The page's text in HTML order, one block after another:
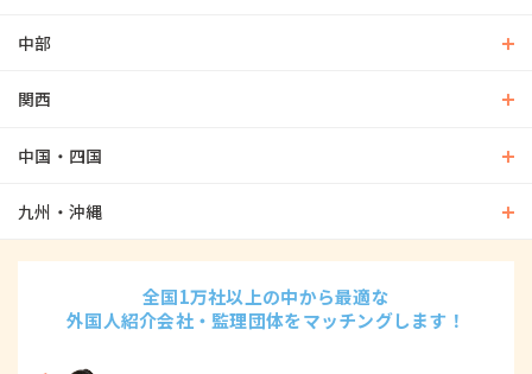
中部
関西
中国・四国
九州・沖縄
全国1万社以上の中から最適な
外国人紹介会社・監理団体をマッチングします！